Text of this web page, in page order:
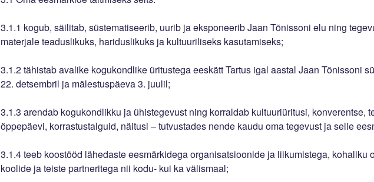
3.1.1 kogub, säilitab, süstematiseerib, uurib ja eksponeerib Jaan Tõnissoni elu ning
materjale teaduslikuks, hariduslikuks ja kultuuriliseks kasutamiseks;
3.1.2 tähistab avalike kogukondlike üritustega eeskätt Tartus igal aastal Jaan Tõnissoni
22. detsembril ja mälestuspäeva 3. juulil;
3.1.3 arendab kogukondlikku ja ühistegevust ning korraldab kultuuriüritusi, konverentse,
õppepäevi, korrastustalguid, näitusi – tutvustades nende kaudu oma tegevust ja selle
3.1.4 teeb koostööd lähedaste eesmärkidega organisatsioonide ja liikumistega, kohaliku
koolide ja teiste partneritega nii kodu- kui ka välismaal;